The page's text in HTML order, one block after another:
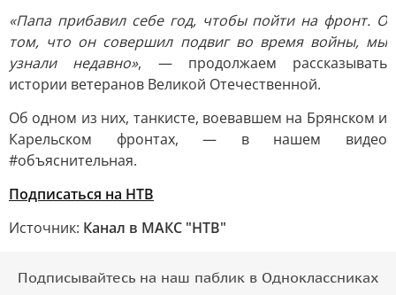
«Папа прибавил себе год, чтобы пойти на фронт. О
том, что он совершил подвиг во время войны, мы
узнали недавно», — продолжаем рассказывать
истории ветеранов Великой Отечественной.
Об одном из них, танкисте, воевавшем на Брянском и
Карельском фронтах, — в нашем видео
#объяснительная.
Подписаться на НТВ
Источник: Канал в МАКС "НТВ"
Подписывайтесь на наш паблик в Одноклассниках